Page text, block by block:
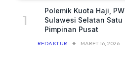
Polemik Kuota Haji,
Sulawesi Selatan Satu
Pimpinan Pusat
REDAKTUR MARET 16, 2026